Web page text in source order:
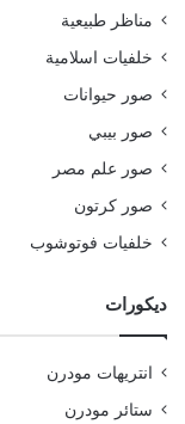
مناظر طبيعية
خلفيات اسلامية
صور حيوانات
صور بيبي
صور علم مصر
صور كرتون
خلفيات فوتوشوب
ديكورات
انتريهات مودرن
ستائر مودرن